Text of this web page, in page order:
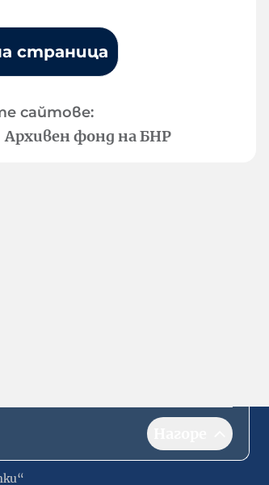
страница
сайтове:
Архивен фонд на БНР